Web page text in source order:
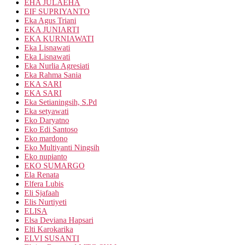
EHA JULAEHA
EIF SUPRIYANTO
Eka Agus Triani
EKA JUNIARTI
EKA KURNIAWATI
Eka Lisnawati
Eka Lisnawati
Eka Nurlia Agresiati
Eka Rahma Sania
EKA SARI
EKA SARI
Eka Setianingsih, S.Pd
Eka setyawati
Eko Daryatno
Eko Edi Santoso
Eko mardono
Eko Multiyanti Ningsih
Eko nupianto
EKO SUMARGO
Ela Renata
Elfera Lubis
Eli Sjafaah
Elis Nurtiyeti
ELISA
Elsa Deviana Hapsari
Elti Karokarika
ELVI SUSANTI